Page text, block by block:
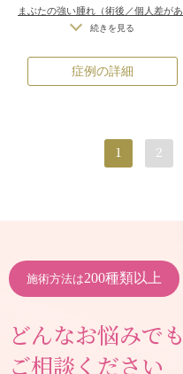
まぶたの強い腫れ（術後／個人差があ
内出血（術後）/
不自然な二重（無理に二重の幅を広
/仕上がりのわずかな左右
続きを見る
症例の詳細
1 2
施術方法は200種類以上
どんなお悩みでも
ご相談ください